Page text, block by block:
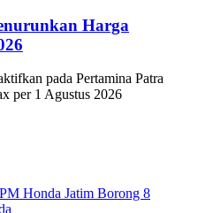
Harga
pada Pertamina Patra
per 1 Agustus 2026